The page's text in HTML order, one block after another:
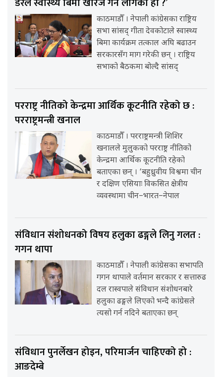
काठमाडौँ । नेपाली कांग्रेसका राष्ट्रिय
सभा सांसद् गीता देवकोटाले स्वास्थ्य
बिमा कार्यक्रम तत्काल अघि बढाउन
सरकारसँग माग गरेकी छन् । राष्ट्रिय
सभाको बैठकमा बोल्दै सांसद्
परराष्ट्र नीतिको केन्द्रमा आर्थिक कूटनीति रहेको छ :
परराष्ट्रमन्त्री खनाल
काठमाडौँ । परराष्ट्रमन्त्री शिशिर
खनालले मुलुकको परराष्ट्र नीतिको
केन्द्रमा आर्थिक कूटनीति रहेको
बताएका छन् । ‘बहुध्रुवीय विश्वमा चीन
र दक्षिण एसियाः विकसित क्षेत्रीय
व्यवस्थामा चीन–भारत–नेपाल
संविधान संशोधनको विषय हलुका ढङ्गले लिनु गलत :
गगन थापा
काठमाडौँ । नेपाली कांग्रेसका सभापति
गगन थापाले वर्तमान सरकार र सत्तारुढ
दल रास्वपाले संविधान संशोधनबारे
हलुका ढङ्गले लिएको भन्दै कांग्रेसले
त्यसो गर्न नदिने बताएका छन्
संविधान पुनर्लेखन होइन, परिमार्जन चाहिएको हो :
आङदेम्बे